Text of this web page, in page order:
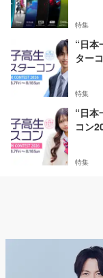
特集
“日本
ター
特集
“日本
コン
特集